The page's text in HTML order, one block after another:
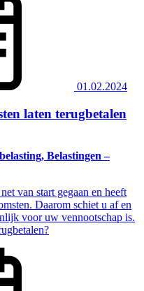
01.02.2024
laten terugbetalen
Belastingen –
van start gegaan en heeft
Daarom schiet u af en
voor uw vennootschap is.